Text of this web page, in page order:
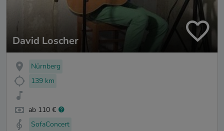
David Loscher
Nürnberg
139 km
ab 110 €
SofaConcert